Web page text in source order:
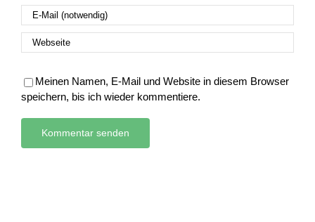
Meinen Namen, E-Mail und Website in diesem Browser
speichern, bis ich wieder kommentiere.